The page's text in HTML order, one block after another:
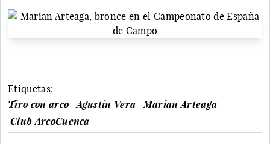
Etiquetas:
Tiro con arco
Agustín Vera
Marian Arteaga
Club ArcoCuenca